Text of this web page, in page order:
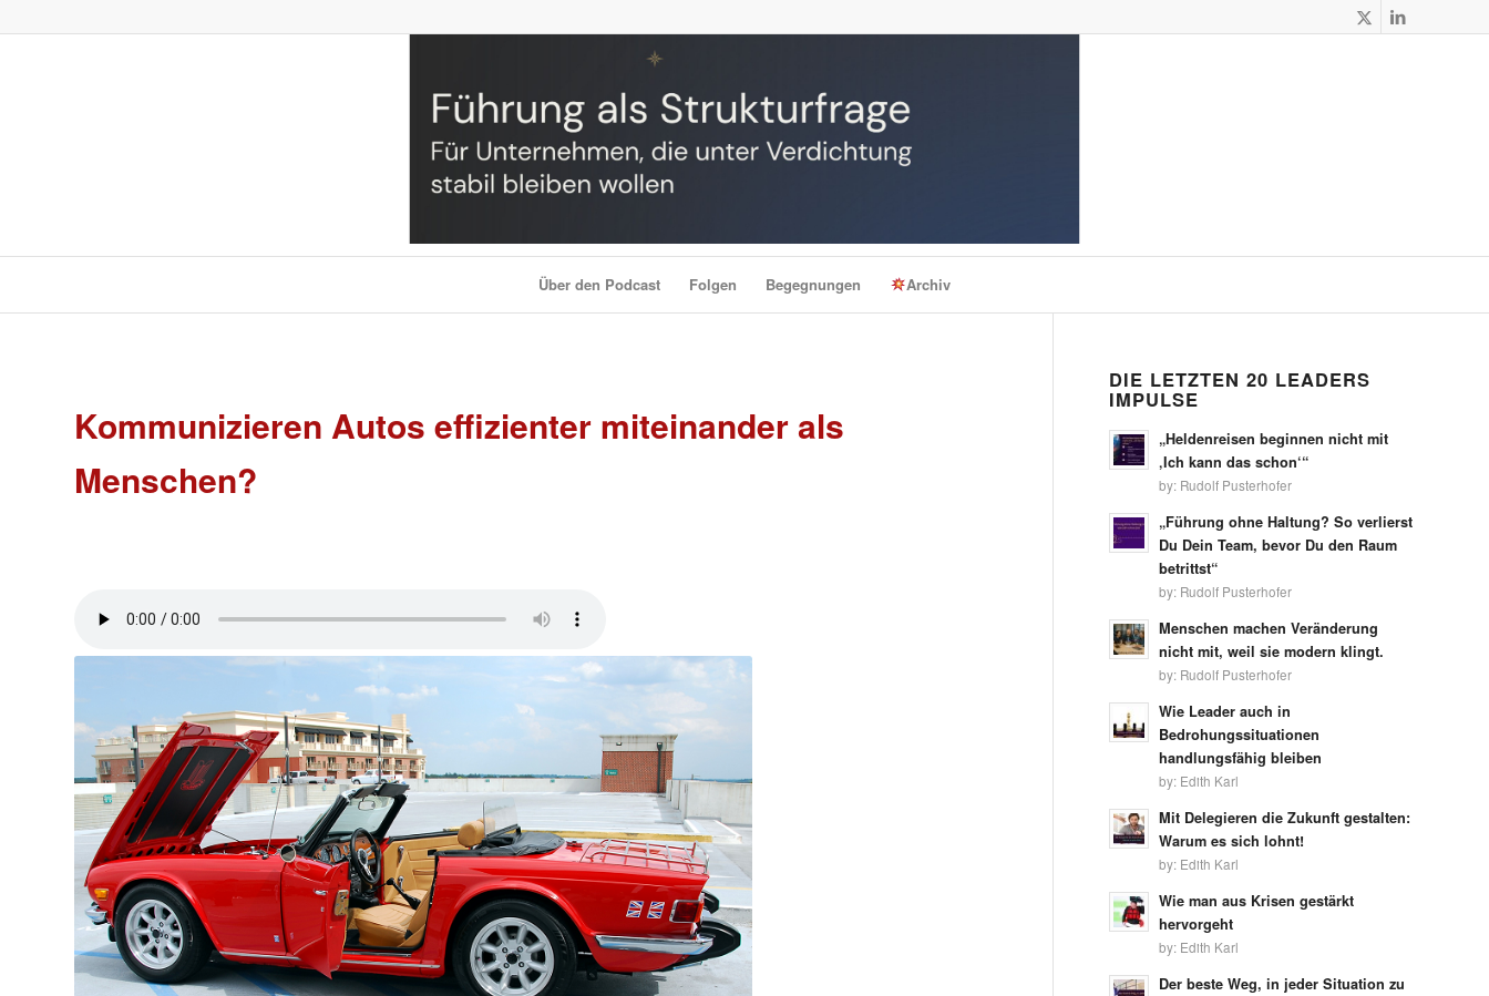
Über den Podcast Folgen Begegnungen Archiv
Kommunizieren Autos effizienter miteinander als
Menschen?
DIE LETZTEN 20 LEADERS
IMPULSE
„Heldenreisen beginnen nicht mit
‚Ich kann das schon‘“
by: Rudolf Pusterhofer
„Führung ohne Haltung? So verlierst
Du Dein Team, bevor Du den Raum
betrittst“
by: Rudolf Pusterhofer
Menschen machen Veränderung
nicht mit, weil sie modern klingt.
by: Rudolf Pusterhofer
Wie Leader auch in
Bedrohungssituationen
handlungsfähig bleiben
by: Edith Karl
Mit Delegieren die Zukunft gestalten:
Warum es sich lohnt!
by: Edith Karl
Wie man aus Krisen gestärkt
hervorgeht
by: Edith Karl
Der beste Weg, in jeder Situation zu